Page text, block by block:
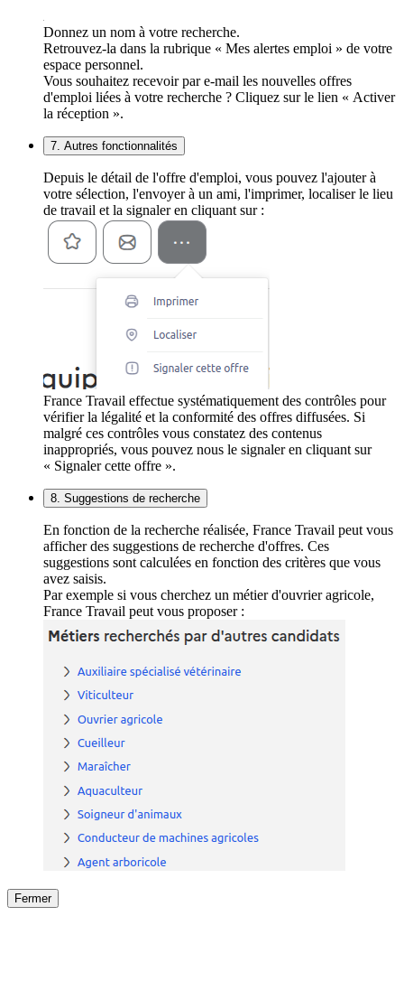
Donnez un nom à votre recherche.
Retrouvez-la dans la rubrique « Mes alertes emploi » de votre
espace personnel.
Vous souhaitez recevoir par e-mail les nouvelles offres
d'emploi liées à votre recherche ? Cliquez sur le lien « Activer
la réception ».
7. Autres fonctionnalités
Depuis le détail de l'offre d'emploi, vous pouvez l'ajouter à
votre sélection, l'envoyer à un ami, l'imprimer, localiser le lieu
de travail et la signaler en cliquant sur :
France Travail effectue systématiquement des contrôles pour
vérifier la légalité et la conformité des offres diffusées. Si
malgré ces contrôles vous constatez des contenus
inappropriés, vous pouvez nous le signaler en cliquant sur
« Signaler cette offre ».
8. Suggestions de recherche
En fonction de la recherche réalisée, France Travail peut vous
afficher des suggestions de recherche d'offres. Ces
suggestions sont calculées en fonction des critères que vous
avez saisis.
Par exemple si vous cherchez un métier d'ouvrier agricole,
France Travail peut vous proposer :
Fermer